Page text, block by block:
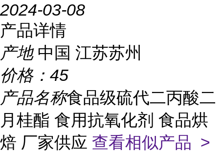
2024-03-08
产品详情
产地 中国 江苏苏州
价格： 45
产品名称食品级硫代二丙酸二
月桂酯 食用抗氧化剂 食品烘
焙 厂家供应 查看相似产品 >